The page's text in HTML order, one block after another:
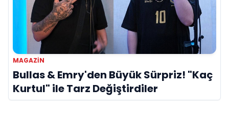
MAGAZIN
Bullas & Emry'den Büyük Sürpriz! "Kaç
Kurtul" ile Tarz Değiştirdiler